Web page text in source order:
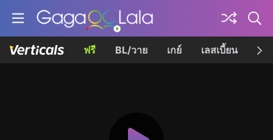
ฟรี BL/วาย เกย์ เลสเบี้ยน เค